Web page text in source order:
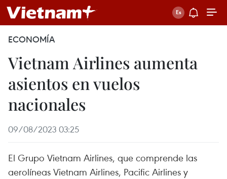
ECONOMÍA
Vietnam Airlines aumenta
asientos en vuelos
nacionales
09/08/2023 03:25
El Grupo Vietnam Airlines, que comprende las
aerolíneas Vietnam Airlines, Pacific Airlines y